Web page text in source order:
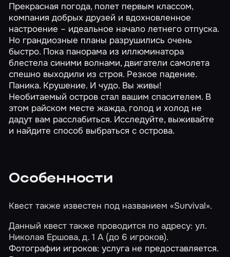
Прекрасная погода, полет первым классом,
компания добрых друзей и вдохновленное
настроение – идеальное начало летнего отпуска.
Но грандиозные планы разрушились очень
быстро. Пока панорама из иллюминатора
блестела синими волнами, двигатели самолета
спешно выходили из строя. Резкое падение.
Паника. Крушение. И чудо. Вы живы!
Необитаемый остров стал вашим спасителем. В
этом райском месте жажда, голод и холод не
дадут вам расслабиться. Исследуйте, выживайте
и найдите способ выбраться с острова.
Особенности
Квест также известен под названием «Survival».
Данный квест также проводится по адресу: ул.
Николая Ершова, д. 1 А (до 6 игроков).
Фотографии игроков: услуга не предоставляется.